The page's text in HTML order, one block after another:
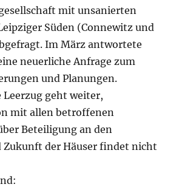
mit unsanierten
Süden (Connewitz und
Im März antwortete
neuerliche Anfrage zum
und Planungen.
geht weiter,
mit allen betroffenen
Beteiligung an den
Zukunft der Häuser findet nicht